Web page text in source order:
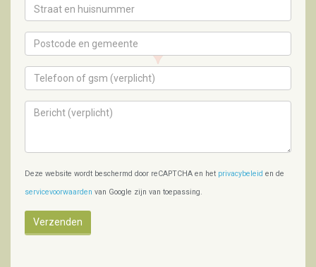
Deze website wordt beschermd door reCAPTCHA en het privacybeleid en de
servicevoorwaarden van Google zijn van toepassing.